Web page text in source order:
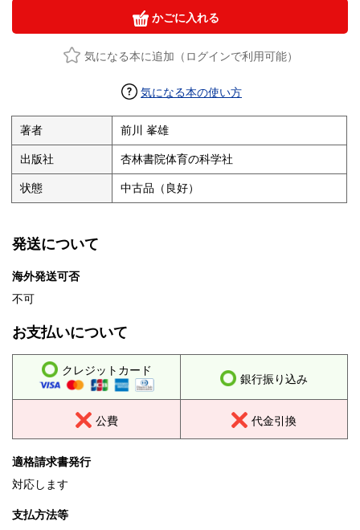
かごに入れる
気になる本に追加（ログインで利用可能）
気になる本の使い方
著者 前川 峯雄
出版社 杏林書院体育の科学社
状態 中古品（良好）
発送について
海外発送可否
不可
お支払いについて
クレジットカード
銀行振り込み
公費 代金引換
適格請求書発行
対応します
支払方法等